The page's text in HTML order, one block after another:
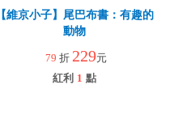
【維京小子】尾巴布書：有趣的
動物
79 折 229元
紅利 1 點